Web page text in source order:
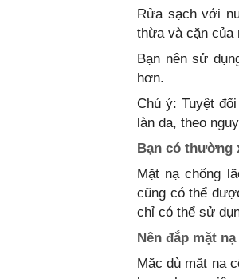
Rửa sạch với
thừa và cặn của
Bạn nên sử
hơn.
Chú ý: Tuyệt
làn da, theo
Bạn có thường
Mặt nạ chống
cũng có thể
chỉ có thể sử
Nên đắp mặt
Mặc dù mặt nạ